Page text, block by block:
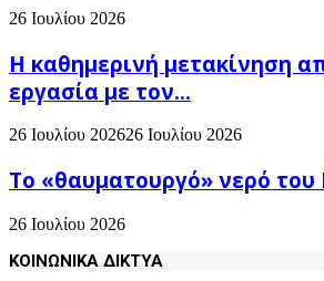
26 Ιουλίου 2026
H καθημερινή μετακίνηση
εργασία με τον...
26 Ιουλίου 202626 Ιουλίου 2026
Το «θαυματουργό» νερό
26 Ιουλίου 2026
ΚΟΙΝΩΝΙΚΑ ΔΙΚΤΥΑ